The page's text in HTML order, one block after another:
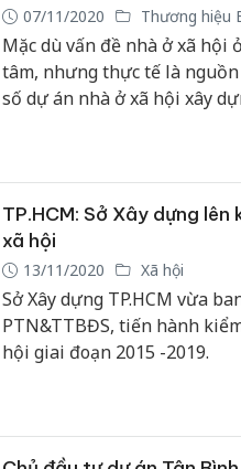
07/11/2020 Thương hiệu
Mặc dù vấn đề nhà ở xã
tâm, nhưng thực tế là
số dự án nhà ở xã hội xây
TP.HCM: Sở Xây dựng
xã hội
13/11/2020 Xã hội
Sở Xây dựng TP.HCM vừa
PTN&TTBĐS, tiến hành
hội giai đoạn 2015 -2019.